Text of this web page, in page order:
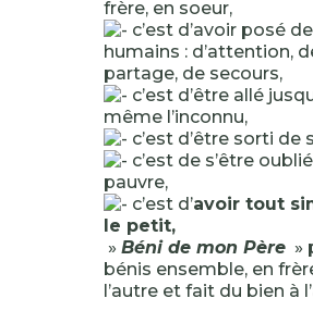
frère, en soeur,
c’est d’avoir posé
humains : d’attention,
partage, de secours,
c’est d’être allé
même l’inconnu,
c’est d’être sorti de
c’est de s’être
pauvre,
c’est d’avoir tout
le petit,
» Béni de mon Père»
bénis ensemble, en
l’autre et fait du bien à